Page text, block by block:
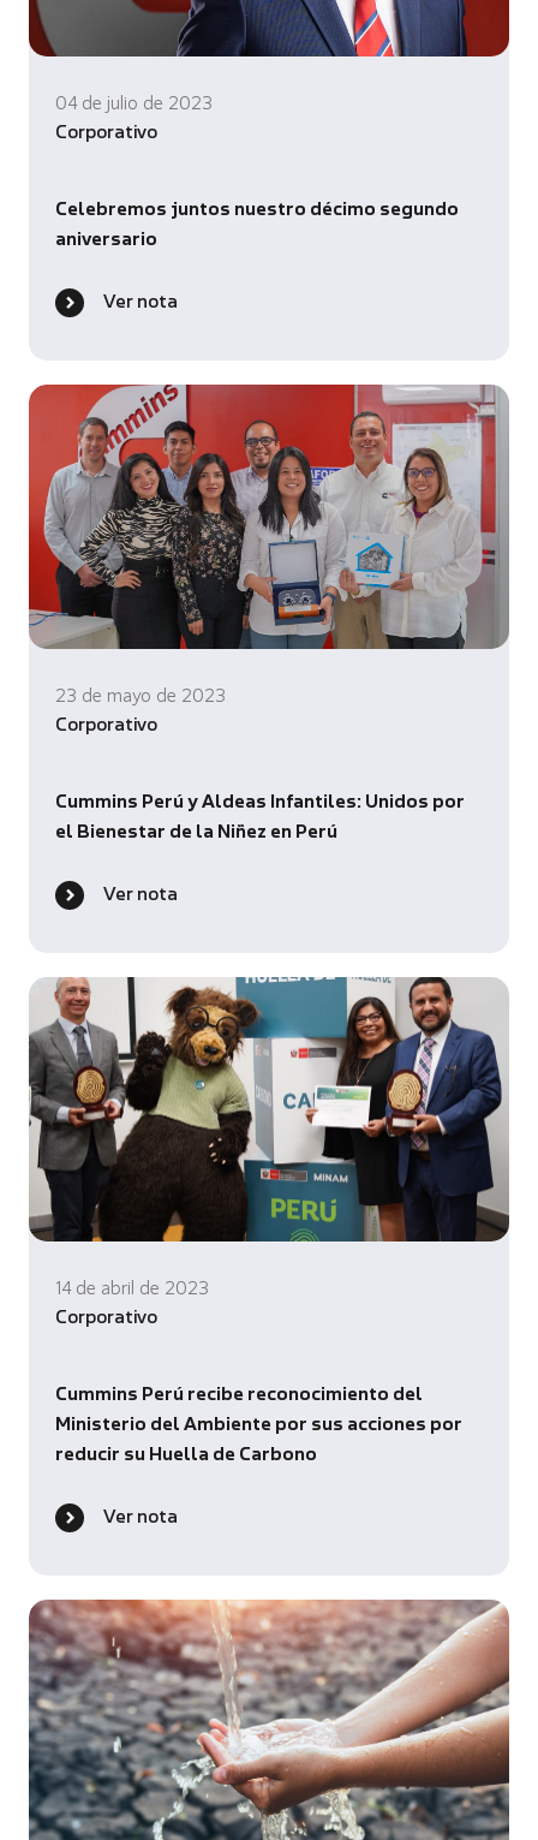
04 de julio de 2023
Corporativo
Celebremos juntos nuestro décimo segundo
aniversario
Ver nota
23 de mayo de 2023
Corporativo
Cummins Perú y Aldeas Infantiles: Unidos por
el Bienestar de la Niñez en Perú
Ver nota
14 de abril de 2023
Corporativo
Cummins Perú recibe reconocimiento del
Ministerio del Ambiente por sus acciones por
reducir su Huella de Carbono
Ver nota